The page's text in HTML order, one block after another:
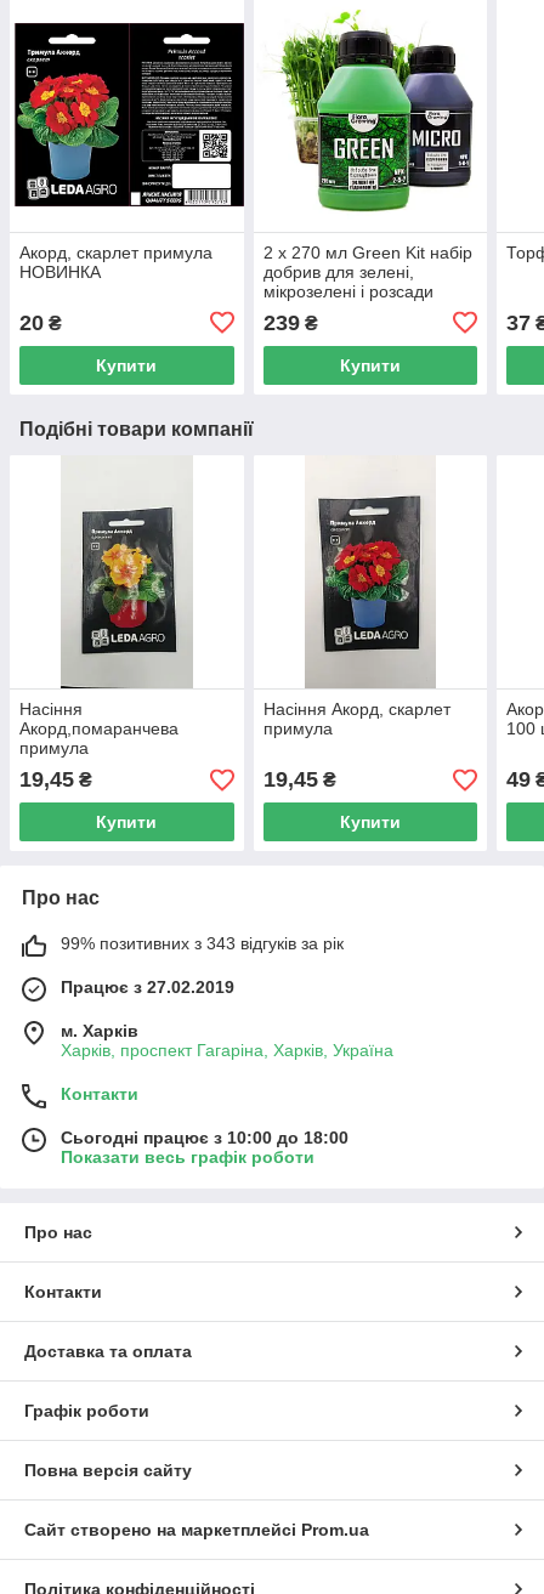
Акорд, скарлет примула
НОВИНКА
20 ₴
Купити
2 х 270 мл Green Kit набір
добрив для зелені,
мікрозелені і розсади
239₴
Купити
37
Подібні товари компанії
Насіння
Акорд,помаранчева
примула
19,45 ₴
Купити
Насіння Акорд, скарлет
примула
19,45₴
Купити
100
49
Про нас
99% позитивних з 343 відгуків за рік
Працює з 27.02.2019
м. Харків
Харків, проспект Гагаріна, Харків, Україна
Контакти
Сьогодні працює з 10:00 до 18:00
Показати весь графік роботи
Про нас
Контакти
Доставка та оплата
Графік роботи
Повна версія сайту
Сайт створено на маркетплейсі Prom.ua
Політика конфіденційності